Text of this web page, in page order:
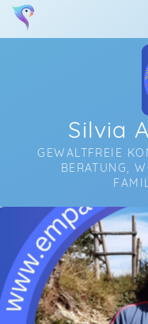
Silvia
GEWALTFREIE
BERATUNG,
Soon you will learn